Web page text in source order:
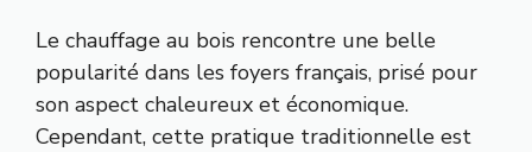
Le chauffage au bois rencontre une belle
popularité dans les foyers français, prisé pour
son aspect chaleureux et économique.
Cependant, cette pratique traditionnelle est